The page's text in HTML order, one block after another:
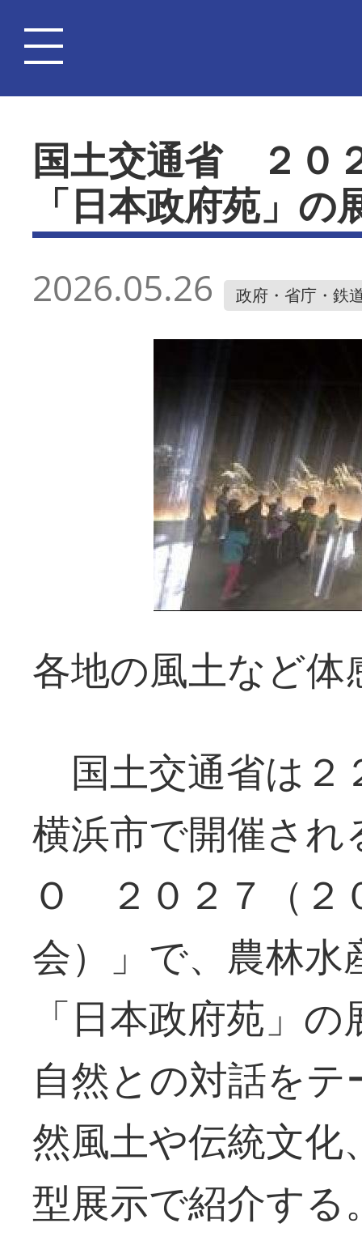
国土交通省 ２０
「日本政府苑」
2026.05.26 政府・省庁・鉄
各地の風土など体
国土交通省は２
横浜市で開催され
Ｏ ２０２７（２
会）」で、農林
「日本政府苑」
自然との対話を
然風土や伝統文化
型展示で紹介する